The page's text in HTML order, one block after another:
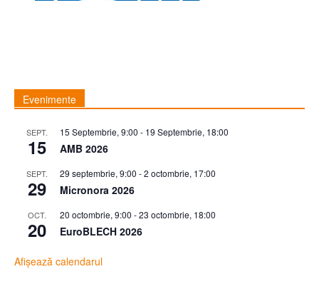
Evenimente
SEPT.
15
15 Septembrie, 9:00 - 19 Septembrie, 18:00
AMB 2026
SEPT.
29
29 septembrie, 9:00 -2 octombrie, 17:00
Micronora 2026
OCT.
20
20 octombrie, 9:00 -23 octombrie, 18:00
EuroBLECH 2026
Afișează calendarul